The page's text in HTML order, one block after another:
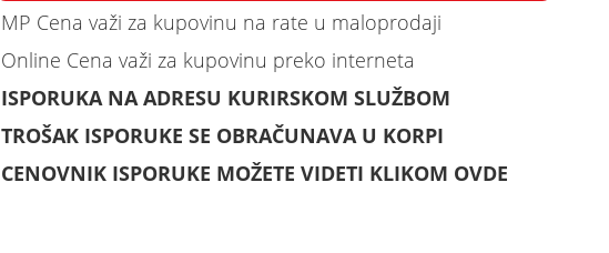
MP Cena važi za kupovinu na rate u maloprodaji
Online Cena važi za kupovinu preko interneta
ISPORUKA NA ADRESU KURIRSKOM SLUŽBOM
TROŠAK ISPORUKE SE OBRAČUNAVA U KORPI
CENOVNIK ISPORUKE MOŽETE VIDETI KLIKOM OVDE